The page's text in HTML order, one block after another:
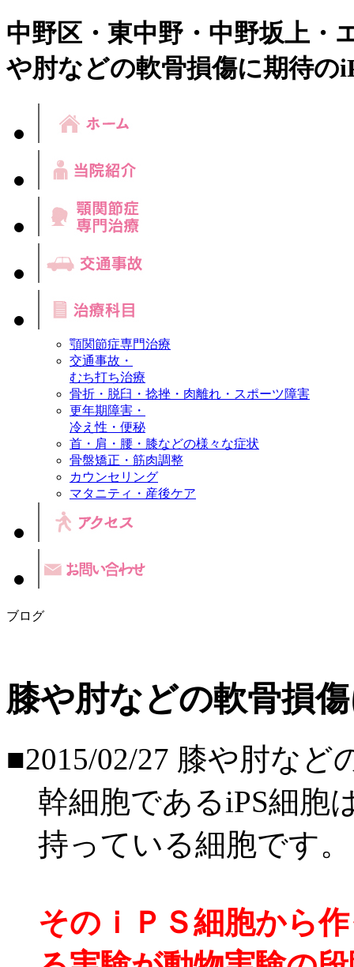
中野区・東中野・中野坂上・
や肘などの軟骨損傷に期待の
顎関節症専門治療
交通事故・
むち打ち治療
骨折・脱臼・捻挫・肉離れ・スポーツ障害
更年期障害・
冷え性・便秘
首・肩・腰・膝などの様々な症状
骨盤矯正・筋肉調整
カウンセリング
マタニティ・産後ケア
ブログ
膝や肘などの軟骨損
■2015/02/27 膝や肘など
幹細胞であるiPS細胞
持っている細胞です。
そのｉＰＳ細胞から